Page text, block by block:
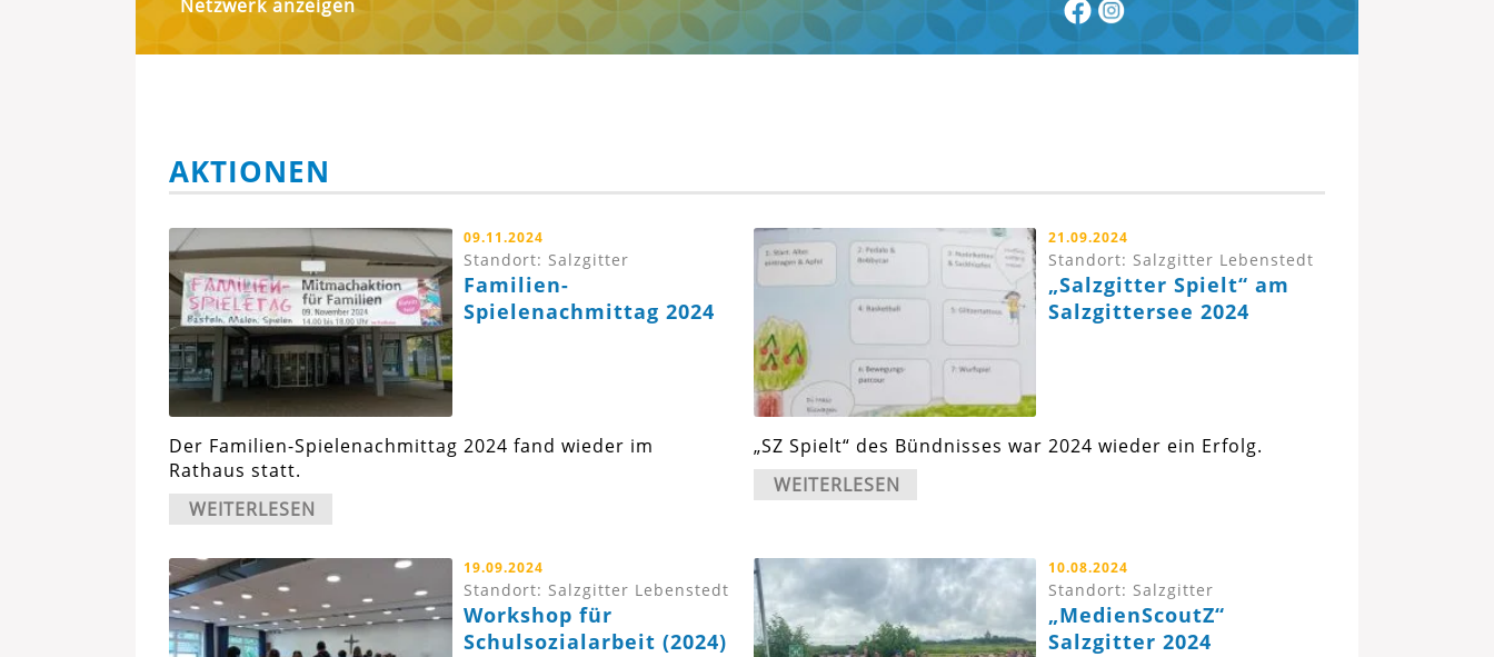
Netzwerk anzeigen
AKTIONEN
09.11.2024
Standort: Salzgitter
Familien-
Spielenachmittag 2024
Der Familien-Spielenachmittag 2024 fand wieder im
Rathaus statt.
WEITERLESEN
21.09.2024
Standort: Salzgitter Lebenstedt
„Salzgitter Spielt“ am
Salzgittersee 2024
„SZ Spielt“ des Bündnisses war 2024 wieder ein Erfolg.
WEITERLESEN
19.09.2024
Standort: Salzgitter Lebenstedt
Workshop für
Schulsozialarbeit (2024)
10.08.2024
Standort: Salzgitter
„MedienScoutZ“
Salzgitter 2024